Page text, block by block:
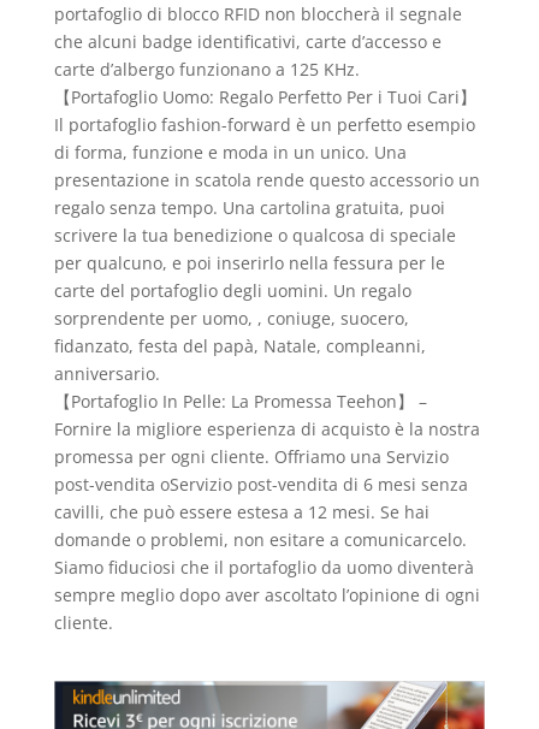
portafoglio di blocco RFID non bloccherà il segnale
che alcuni badge identificativi, carte d’accesso e
carte d’albergo funzionano a 125 KHz.
【Portafoglio Uomo: Regalo Perfetto Per i Tuoi Cari】
Il portafoglio fashion-forward è un perfetto esempio
di forma, funzione e moda in un unico. Una
presentazione in scatola rende questo accessorio un
regalo senza tempo. Una cartolina gratuita, puoi
scrivere la tua benedizione o qualcosa di speciale
per qualcuno, e poi inserirlo nella fessura per le
carte del portafoglio degli uomini. Un regalo
sorprendente per uomo, , coniuge, suocero,
fidanzato, festa del papà, Natale, compleanni,
anniversario.
【Portafoglio In Pelle: La Promessa Teehon】 –
Fornire la migliore esperienza di acquisto è la nostra
promessa per ogni cliente. Offriamo una Servizio
post-vendita oServizio post-vendita di 6 mesi senza
cavilli, che può essere estesa a 12 mesi. Se hai
domande o problemi, non esitare a comunicarcelo.
Siamo fiduciosi che il portafoglio da uomo diventerà
sempre meglio dopo aver ascoltato l’opinione di ogni
cliente.